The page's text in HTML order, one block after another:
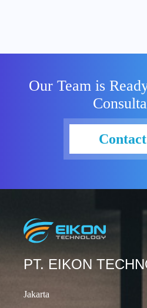
Our Team is
PT. EIKON
Jakarta